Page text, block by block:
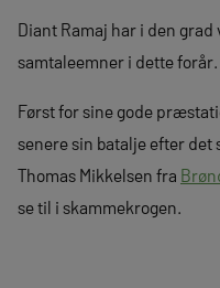
Diant Ramaj har i den
samtaleemner i dette forår.
Først for sine gode
senere sin batalje efter det
Thomas Mikkelsen fra
se til i skammekrogen.